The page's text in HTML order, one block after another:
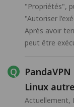
"Propriétés",
"Autoriser
Après avoir
peut être
Linux
Actuellement,